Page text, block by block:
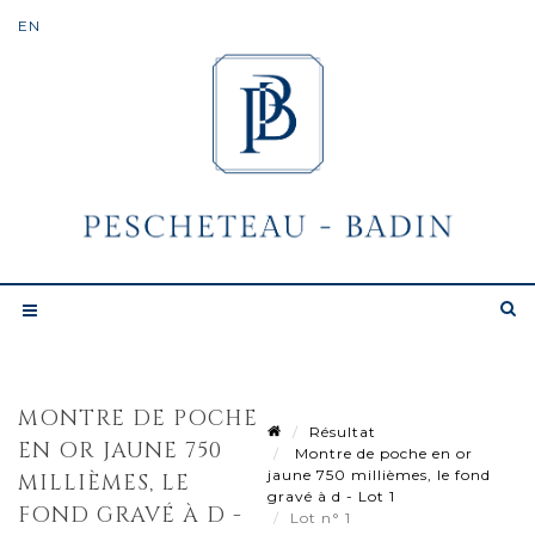
MONTRE DE POCHE
EN OR JAUNE 750
MILLIÈMES, LE
FOND GRAVÉ À D -
Résultat
Montre de poche en or
jaune 750 millièmes, le fond
gravé à d - Lot 1
Lot n° 1